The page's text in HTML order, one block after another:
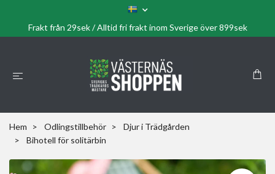
Frakt från 29sek / Alltid fri frakt inom Sverige över 899sek
Hem Odlingstillbehör
Djur i Trädgården
Bihotell för solitärbin